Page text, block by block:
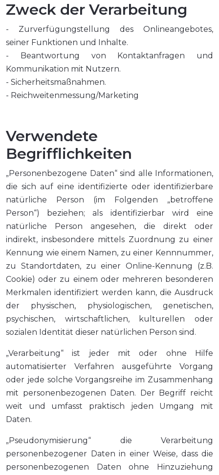
Zweck der Verarbeitung
- Zurverfügungstellung des Onlineangebotes,
seiner Funktionen und Inhalte.
- Beantwortung von Kontaktanfragen und
Kommunikation mit Nutzern.
- Sicherheitsmaßnahmen.
- Reichweitenmessung/Marketing
Verwendete
Begrifflichkeiten
„Personenbezogene Daten“ sind alle Informationen,
die sich auf eine identifizierte oder identifizierbare
natürliche Person (im Folgenden „betroffene
Person“) beziehen; als identifizierbar wird eine
natürliche Person angesehen, die direkt oder
indirekt, insbesondere mittels Zuordnung zu einer
Kennung wie einem Namen, zu einer Kennnummer,
zu Standortdaten, zu einer Online-Kennung (z.B.
Cookie) oder zu einem oder mehreren besonderen
Merkmalen identifiziert werden kann, die Ausdruck
der physischen, physiologischen, genetischen,
psychischen, wirtschaftlichen, kulturellen oder
sozialen Identität dieser natürlichen Person sind.
„Verarbeitung“ ist jeder mit oder ohne Hilfe
automatisierter Verfahren ausgeführte Vorgang
oder jede solche Vorgangsreihe im Zusammenhang
mit personenbezogenen Daten. Der Begriff reicht
weit und umfasst praktisch jeden Umgang mit
Daten.
„Pseudonymisierung“ die Verarbeitung
personenbezogener Daten in einer Weise, dass die
personenbezogenen Daten ohne Hinzuziehung